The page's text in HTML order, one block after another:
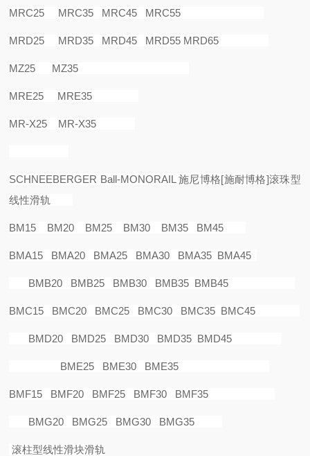
MRC25 MRC35 MRC45 MRC55
MRD25 MRD35 MRD45 MRD55 MRD65
MZ25 MZ35
MRE25 MRE35
MR-X25 MR-X35
SCHNEEBERGER Ball-MONORAIL施尼博格[施耐博格]滚珠型
线性滑轨
BM15 BM20 BM25 BM30 BM35 BM45
BMA15 BMA20 BMA25 BMA30 BMA35 BMA45
BMB20 BMB25 BMB30 BMB35 BMB45
BMC15 BMC20 BMC25 BMC30 BMC35 BMC45
BMD20 BMD25 BMD30 BMD35 BMD45
BME25 BME30 BME35
BMF15 BMF20 BMF25 BMF30 BMF35
BMG20 BMG25 BMG30 BMG35
滚柱型线性滑块滑轨